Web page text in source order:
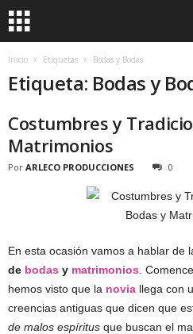
Inicio Etiquetas Bodas y Bodas
Etiqueta: Bodas y
Costumbres y
Matrimonios
Por ARLECO PRODUCCIONES 0
En esta ocasión vamos a hablar de
de bodas y matrimonios .
hemos visto que la novia llega con
creencias antiguas que dicen que
de malos espíritus que buscan el